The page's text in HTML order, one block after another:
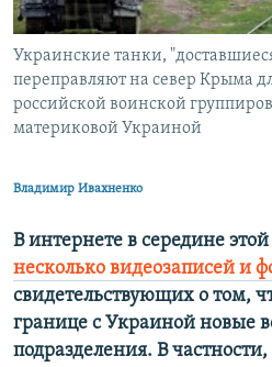
ПОБЕДИТЕЛЕЙ НЕ СУДЯТ?
КРЫМ.НЕПОКОРЕННЫЙ
ELIFBE
УКРАИНСКАЯ ПРОБЛЕМА КРЫМА
ПРИСОЕДИНЯЙТЕСЬ!
Украинские танки,
переправляют на север Крыма
российской воинской
материковой Украиной
Владимир Ивахненко
В интернете в середине
несколько видеозаписей и
свидетельствующих о том,
границе с Украиной новые
подразделения. В